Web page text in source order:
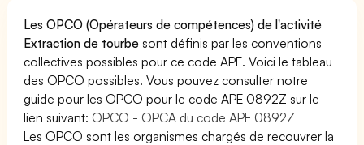
Les OPCO (Opérateurs de compétences) de l'activité
Extraction de tourbe sont définis par les conventions
collectives possibles pour ce code APE. Voici le tableau
des OPCO possibles. Vous pouvez consulter notre
guide pour les OPCO pour le code APE 0892Z sur le
lien suivant: OPCO - OPCA du code APE 0892Z
Les OPCO sont les organismes chargés de recouvrer la